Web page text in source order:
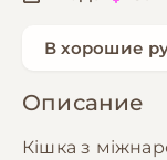
В хорошие
Описание
Кішка з